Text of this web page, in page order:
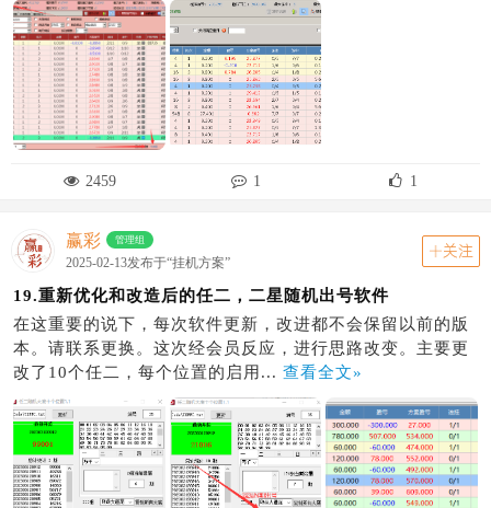
2459 1 1
赢彩 管理组
2025-02-13发布于“挂机方案”
关注
19.重新优化和改造后的任二，二星随机出号软件
在这重要的说下，每次软件更新，改进都不会保留以前的版
本。请联系更换。这次经会员反应，进行思路改变。主要更
改了10个任二，每个位置的启用... 查看全文»